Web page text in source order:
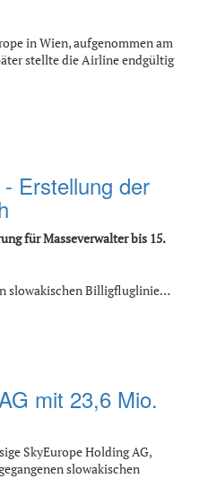
in Wien, aufgenommen am
stellte die Airline endgültig
Erstellung der
für Masseverwalter bis 15.
slowakischen Billigfluglinie…
mit 23,6 Mio.
SkyEurope Holding AG,
slowakischen